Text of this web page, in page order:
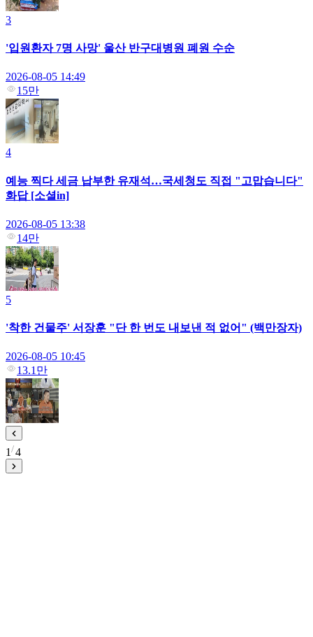
3
'입원환자 7명 사망' 울산 반구대병원 폐원 수순
2026-08-05 14:49
15만
4
예능 찍다 세금 납부한 유재석…국세청도 직접 "고맙습니다"
화답 [소셜in]
2026-08-05 13:38
14만
5
'착한 건물주' 서장훈 "단 한 번도 내보낸 적 없어" (백만장자)
2026-08-05 10:45
13.1만
1 4